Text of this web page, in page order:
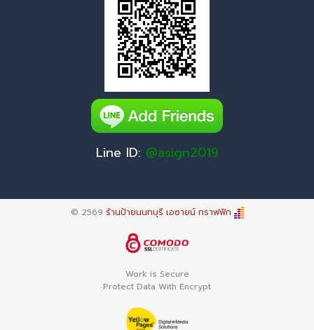
Line ID: @asign2019
© 2569 ร้านป้ายนนทบุรี เอซายน์ กราฟฟิก
Work is Secure
Protect Data With Encrypt